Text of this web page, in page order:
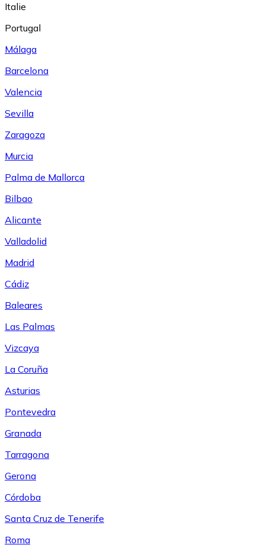
Italie
Portugal
Málaga
Barcelona
Valencia
Sevilla
Zaragoza
Murcia
Palma de Mallorca
Bilbao
Alicante
Valladolid
Madrid
Cádiz
Baleares
Las Palmas
Vizcaya
La Coruña
Asturias
Pontevedra
Granada
Tarragona
Gerona
Córdoba
Santa Cruz de Tenerife
Roma